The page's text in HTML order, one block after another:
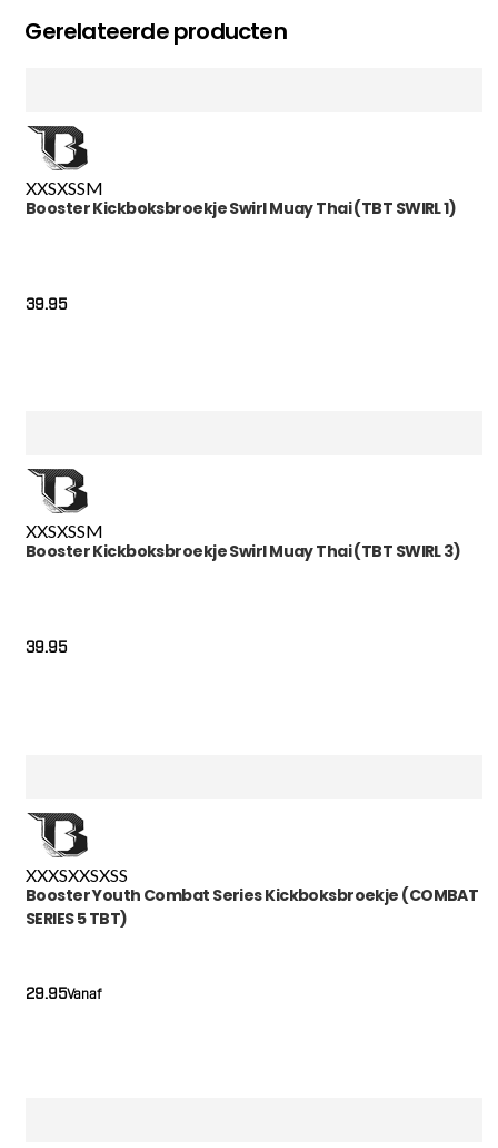
Gerelateerde producten
XXSXSSM
Booster Kickboksbroekje Swirl Muay Thai (TBT SWIRL 1)
39.95
XXSXSSM
Booster Kickboksbroekje Swirl Muay Thai (TBT SWIRL 3)
39.95
XXXSXXSXSS
Booster Youth Combat Series Kickboksbroekje (COMBAT
SERIES 5 TBT)
Vanaf
29.95